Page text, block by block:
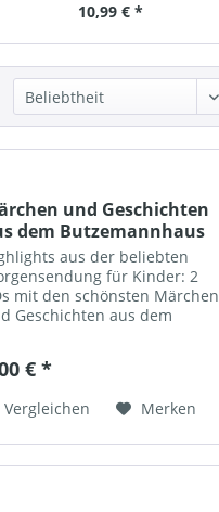
10,99 € *
und Geschichten
dem Butzemannhaus
aus der beliebten
für Kinder: 2
mit den schönsten Märchen
Geschichten aus dem
Kleiner Pfennig (Waltraut
€ *
Vergleichen Merken